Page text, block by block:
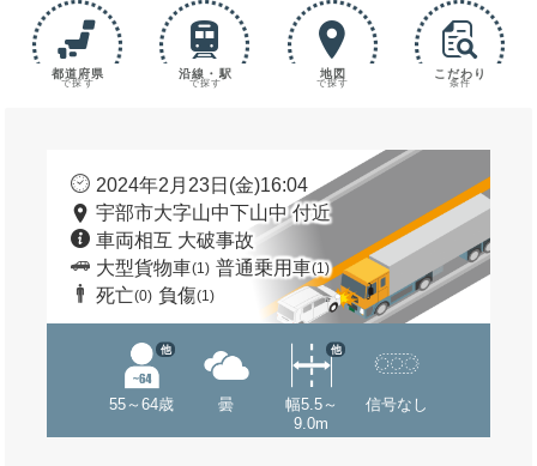
都道府県
で探す
沿線・駅
で探す
地図
で探す
こだわり
条件
2024年2月23日(金)16:04
宇部市大字山中下山中 付近
車両相互 大破事故
大型貨物車(1) 普通乗用車(1)
死亡(0) 負傷(1)
55～64歳
他
曇
幅5.5～
9.0m
他
信号なし